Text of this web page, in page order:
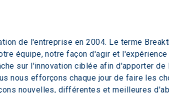
de l'entreprise en 2004. Le terme
équipe, notre façon d'agir et
sur l'innovation ciblée afin d'apporter
nous efforçons chaque jour de faire les
nouvelles, différentes et meilleures